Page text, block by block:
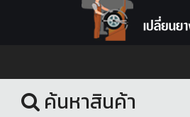
ค้นหาสินค้า